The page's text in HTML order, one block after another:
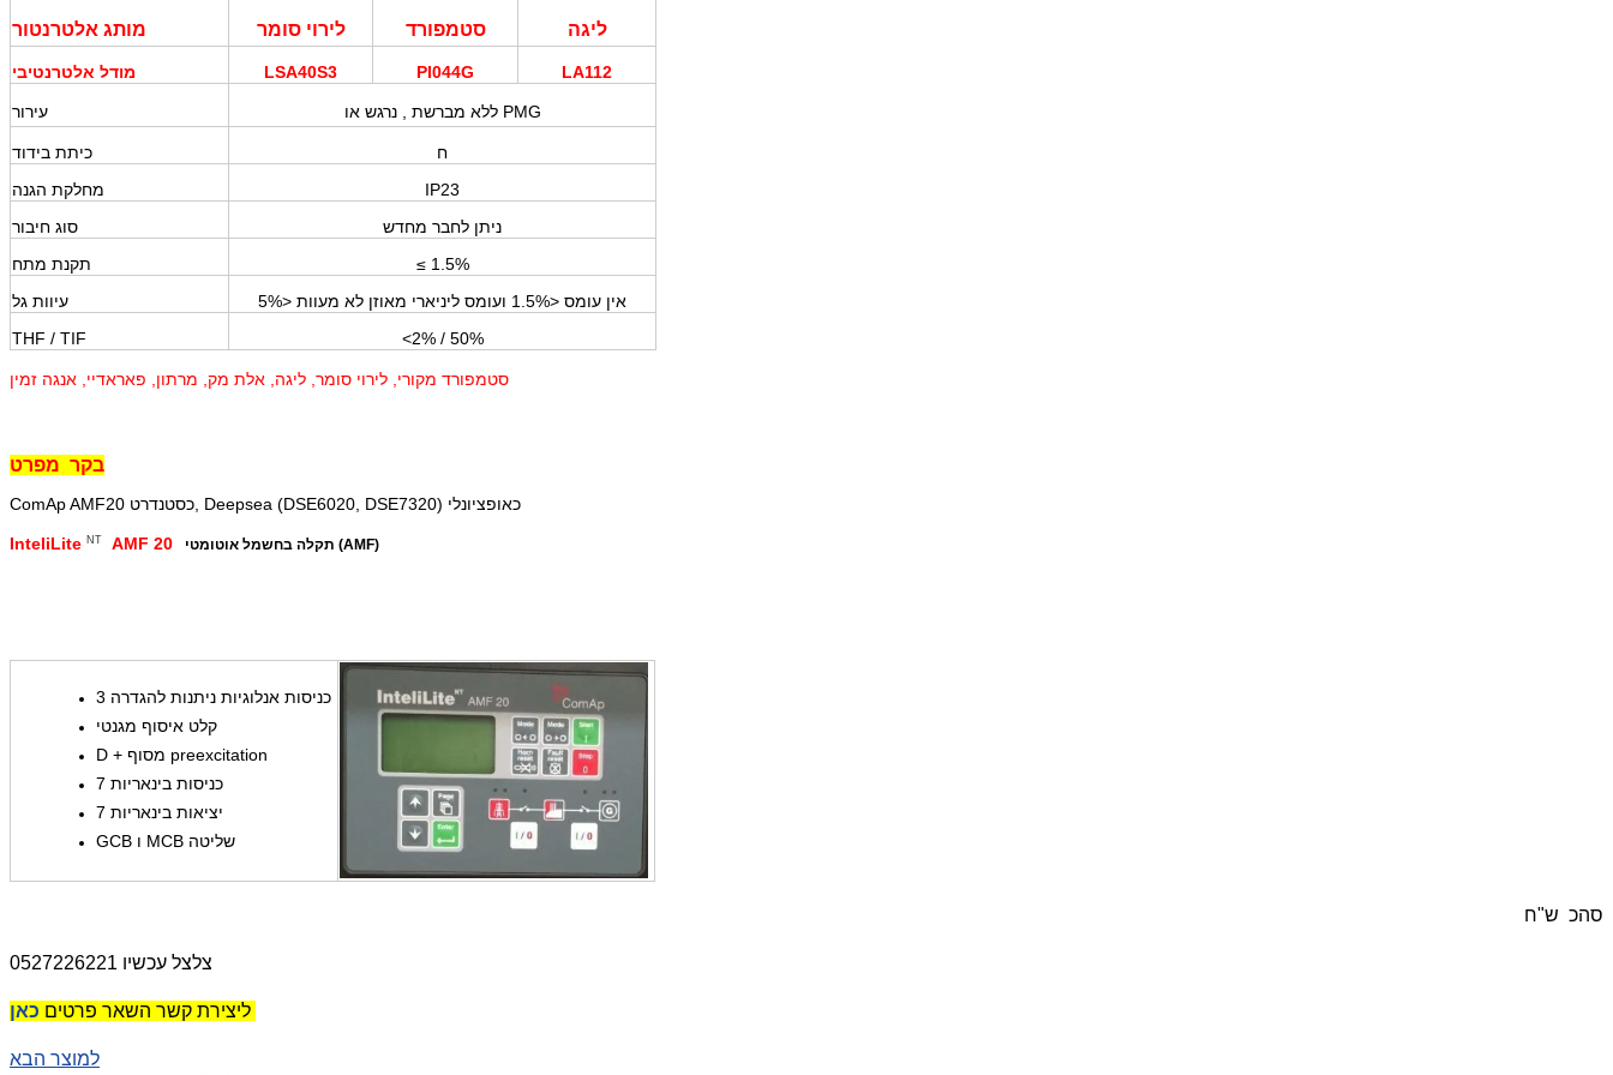
מותג אלטרנטור לירוי סומר סטמפורד ליגה
מודל אלטרנטיבי LSA40S3 PI044G LA112
עירור ללא מברשת , נרגש או PMG
כיתת בידוד
ח
מחלקת הגנה
IP23
סוג חיבור
ניתן לחבר מחדש
תקנת מתח
≤ 1.5%
עיוות גל
אין עומס <1.5% ועומס ליניארי מאוזן לא מעוות <5%
THF / TIF
<2% / 50%
סטמפורד מקורי, לירוי סומר, ליגה, אלת מק, מרתון, פאראדיי, אנגה זמין
בקר מפרט
Deepsea (DSE6020, DSE7320) כאופציונלי
InteliLite NT AMF 20 תקלה בחשמל אוטומטי (AMF)
3 כניסות אנלוגיות ניתנות להגדרה
קלט איסוף מגנטי
D + מסוף preexcitation
7 כניסות בינאריות
7 יציאות בינאריות
GCB ו MCB שליטה
סהכ ש"ח
ליצירת קשר השאר פרטים
למוצר הבא